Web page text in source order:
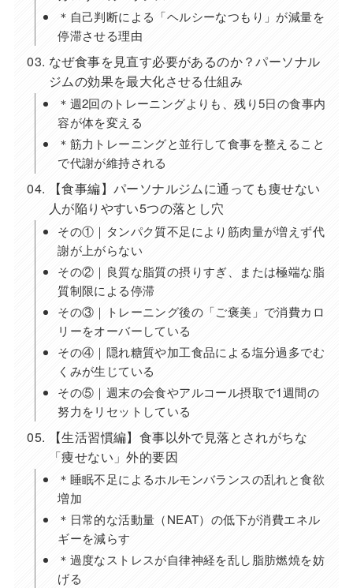
＊自己判断による「ヘルシーなつもり」が減量を
停滞させる理由
なぜ食事を見直す必要があるのか？パーソナル
ジムの効果を最大化させる仕組み
＊週2回のトレーニングよりも、残り5日の食事内
容が体を変える
＊筋力トレーニングと並行して食事を整えること
で代謝が維持される
【食事編】パーソナルジムに通っても痩せない
人が陥りやすい5つの落とし穴
その①｜タンパク質不足により筋肉量が増えず代
謝が上がらない
その②｜良質な脂質の摂りすぎ、または極端な脂
質制限による停滞
その③｜トレーニング後の「ご褒美」で消費カロ
リーをオーバーしている
その④｜隠れ糖質や加工食品による塩分過多でむ
くみが生じている
その⑤｜週末の会食やアルコール摂取で1週間の
努力をリセットしている
【生活習慣編】食事以外で見落とされがちな
「痩せない」外的要因
＊睡眠不足によるホルモンバランスの乱れと食欲
増加
＊日常的な活動量（NEAT）の低下が消費エネル
ギーを減らす
＊過度なストレスが自律神経を乱し脂肪燃焼を妨
げる